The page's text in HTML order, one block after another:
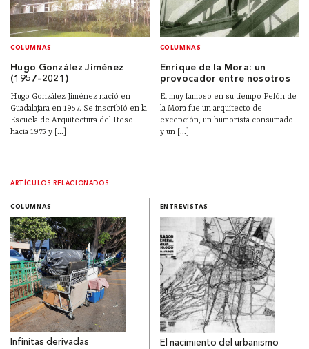
COLUMNAS
Hugo González Jiménez
(1957–2021)
Hugo González Jiménez nació en
Guadalajara en 1957. Se inscribió en la
Escuela de Arquitectura del Iteso
hacia 1975 y [...]
COLUMNAS
Enrique de la Mora: un
provocador entre nosotros
El muy famoso en su tiempo Pelón de
la Mora fue un arquitecto de
excepción, un humorista consumado
y un [...]
ARTÍCULOS RELACIONADOS
COLUMNAS
Infinitas derivadas
ENTREVISTAS
El nacimiento del urbanismo